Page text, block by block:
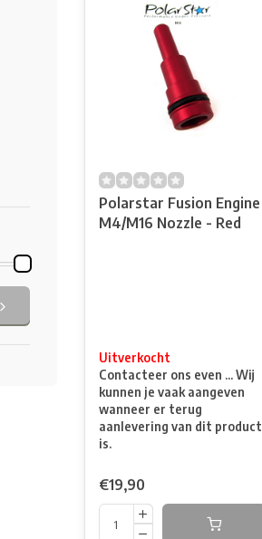
Polarstar Fusion Engine
M4/M16 Nozzle - Red
Uitverkocht
Contacteer ons even ... Wij
kunnen je vaak aangeven
wanneer er terug
aanlevering van dit product
is.
€19,90